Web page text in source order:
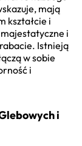
mają
kształcie i
i
Istnieją
w sobie
i
i